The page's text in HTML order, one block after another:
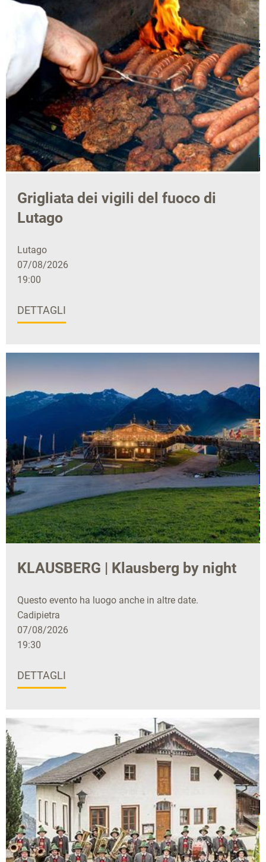
Grigliata dei vigili del fuoco di
Lutago
Lutago
07/08/2026
19:00
DETTAGLI
KLAUSBERG | Klausberg by night
Questo evento ha luogo anche in altre date.
Cadipietra
07/08/2026
19:30
DETTAGLI